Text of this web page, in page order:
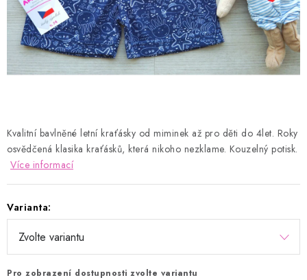
Kontakty Proč AMÁLKA?
Doprava a platba
Tabulka velikostí
Postup pro vrácení a výměnu
Velkoobchod
Obchodní podmínky
Podmínky ochrany osobních údajů
Blog
Kvalitní bavlněné letní kraťásky od miminek až pro děti do 4let. Roky
osvědčená klasika kraťásků, která nikoho nezklame. Kouzelný potisk.
Více informací
Varianta:
Pro zobrazení dostupnosti zvolte variantu